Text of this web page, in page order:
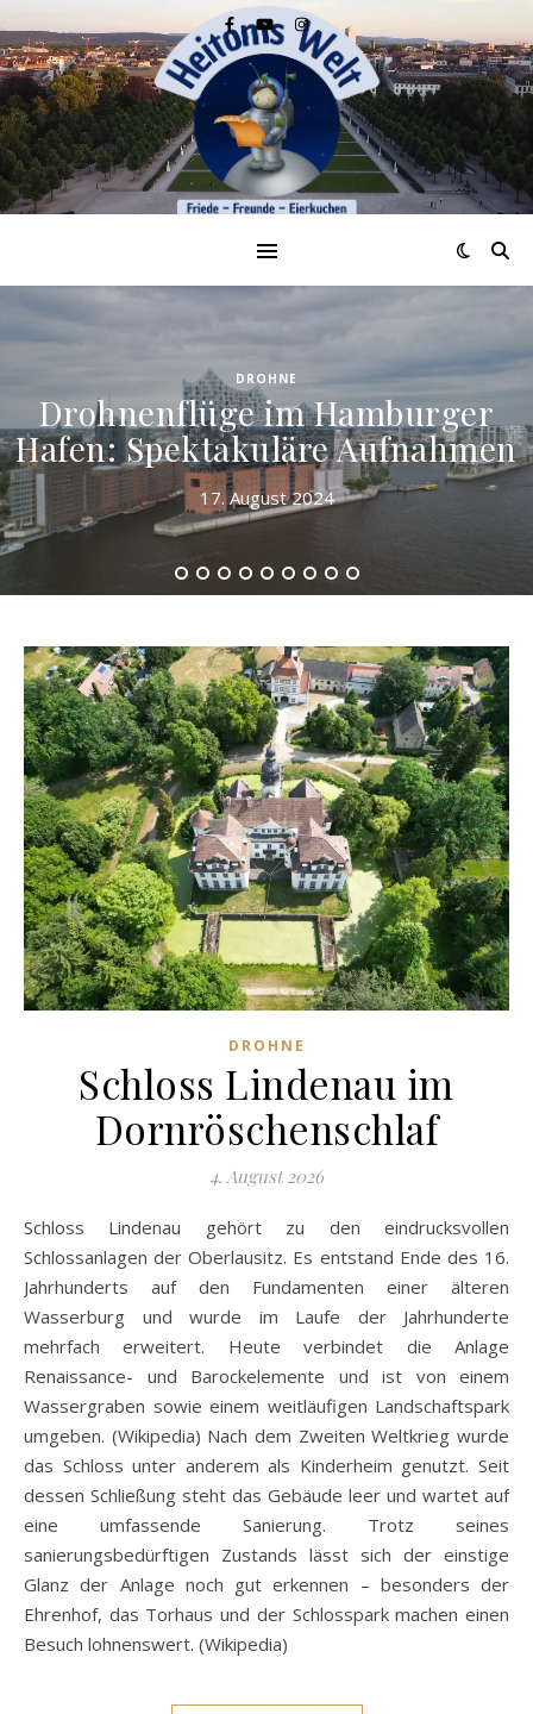
UNTERWEGS
Ein Besuch in den bunten
Dörfern der Cinque Terre
23. Oktober 2024
DROHNE
Schloss Lindenau im
Dornröschenschlaf
4. August 2026
Schloss Lindenau gehört zu den eindrucksvollen
Schlossanlagen der Oberlausitz. Es entstand Ende des 16.
Jahrhunderts auf den Fundamenten einer älteren
Wasserburg und wurde im Laufe der Jahrhunderte
mehrfach erweitert. Heute verbindet die Anlage
Renaissance- und Barockelemente und ist von einem
Wassergraben sowie einem weitläufigen Landschaftspark
umgeben. (Wikipedia) Nach dem Zweiten Weltkrieg wurde
das Schloss unter anderem als Kinderheim genutzt. Seit
dessen Schließung steht das Gebäude leer und wartet auf
eine umfassende Sanierung. Trotz seines
sanierungsbedürftigen Zustands lässt sich der einstige
Glanz der Anlage noch gut erkennen – besonders der
Ehrenhof, das Torhaus und der Schlosspark machen einen
Besuch lohnenswert. (Wikipedia)